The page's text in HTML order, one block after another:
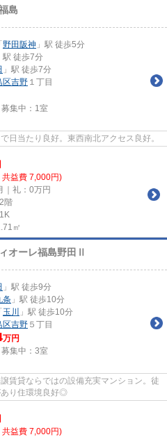
島
野田阪神 」駅 徒歩5分
駅 徒歩7分
」駅 徒歩7分
区吉野 １丁目
集中： 1室
日当たり良好。東西南北アクセス良好。
共益費 7,000円)
｜礼：0万円
階
㎡
オーレ福島野田Ⅱ
」駅 徒歩9分
条 」駅 徒歩10分
玉川
」駅 徒歩10分
区吉野 ５丁目
万円
集中： 3室
賃貸ならではの設備充実マンション。徒
あり住環境良好◎
共益費 7,000円)